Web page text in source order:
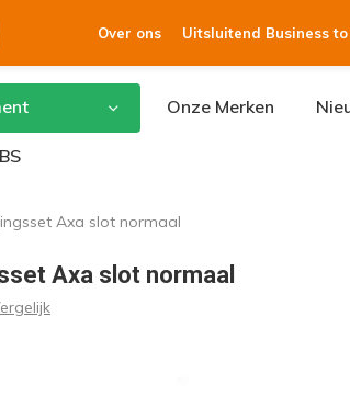
Over ons Uitsluitend Business
Onze Merken
Axa slot normaal
Axa slot normaal